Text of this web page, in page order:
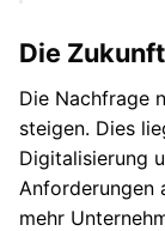
Die
Die Nachfrage
steigen. Dies
Digitalisierung
Anforderungen
mehr